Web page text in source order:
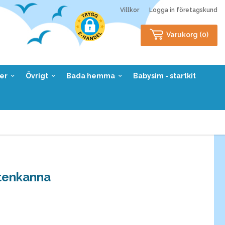
Villkor Logga in företagskund
Varukorg (0)
Övrigt Bada hemma Babysim - startkit